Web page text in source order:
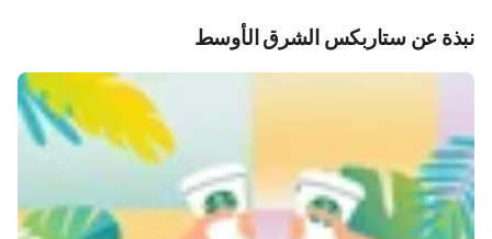
نبذة عن ستاربكس الشرق الأوسط